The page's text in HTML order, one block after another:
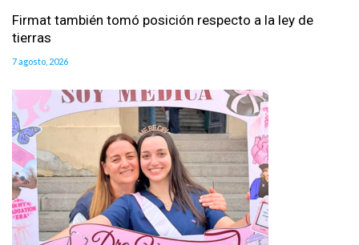
Firmat también tomó posición respecto a la ley de
tierras
7 agosto, 2026